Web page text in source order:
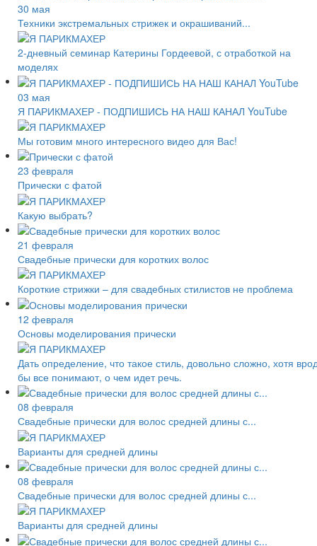
30 мая
Техники экстремальных стрижек и окрашиваний...
2-дневный семинар Катерины Гордеевой, с отработкой на
моделях
03 мая
Я ПАРИКМАХЕР - ПОДПИШИСЬ НА НАШ КАНАЛ YouTube
Мы готовим много интересного видео для Вас!
23 февраля
Прически с фатой
Какую выбрать?
21 февраля
Свадебные прически для коротких волос
Короткие стрижки – для свадебных стилистов не проблема
12 февраля
Основы моделирования прически
Дать определение, что такое стиль, довольно сложно, хотя
бы все понимают, о чем идет речь.
08 февраля
Свадебные прически для волос средней длины с...
Варианты для средней длины
08 февраля
Свадебные прически для волос средней длины с...
Варианты для средней длины